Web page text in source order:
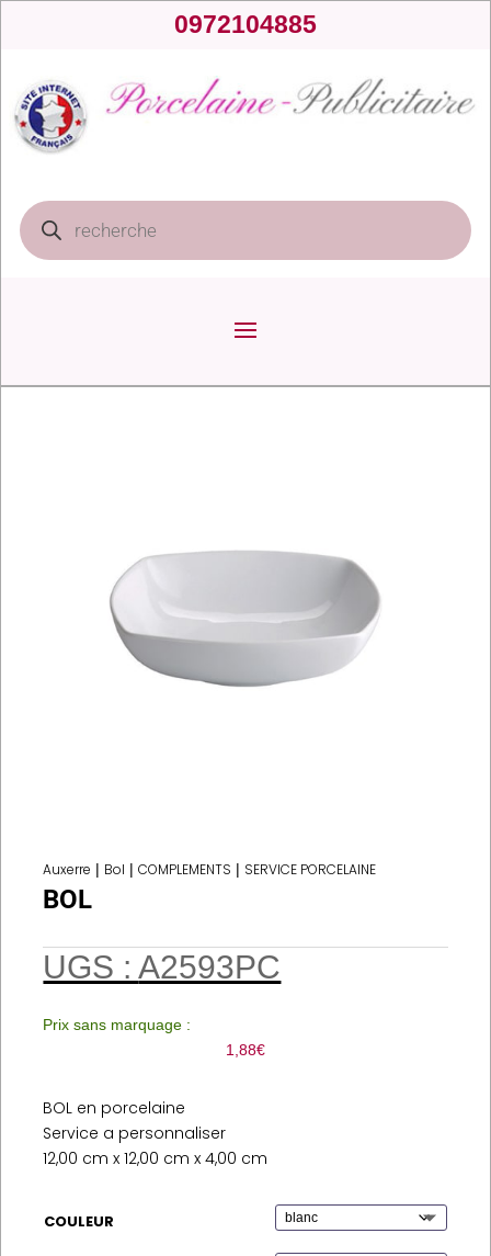
0972104885
Recherche
de
produits
Auxerre | Bol |COMPLEMENTS | SERVICE PORCELAINE
BOL
UGS :A2593PC
Prix sans marquage :
1,88€
BOL en porcelaine
Service a personnaliser
12,00 cm x 12,00 cm x 4,00 cm
COULEUR